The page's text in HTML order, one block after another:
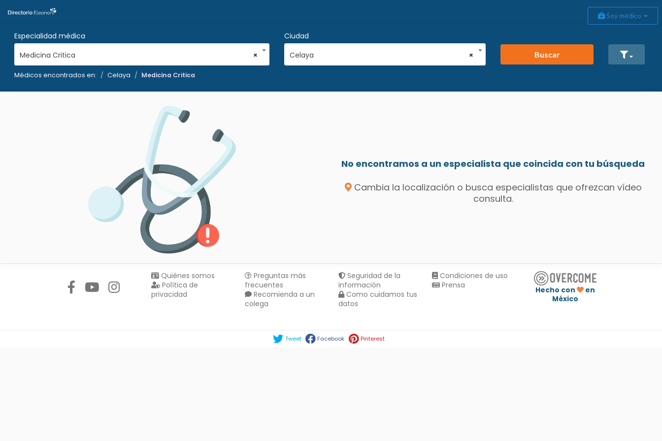
Soy médico
Especialidad médica
×
Medicina Critica
Ciudad
×
Celaya Buscar
Médicos encontrados en: Celaya Medicina Critica
No encontramos a un especialista que coincida con tu búsqueda
Cambia la localización o busca especialistas que ofrezcan vídeo
consulta.
Quiénes somos
Política de
privacidad
Preguntas más
frecuentes
Recomienda a un
colega
Seguridad de la
información
Como cuidamos tus
datos
Condiciones de uso
Prensa
Hecho con
en
México
Tweet Facebook Pinterest